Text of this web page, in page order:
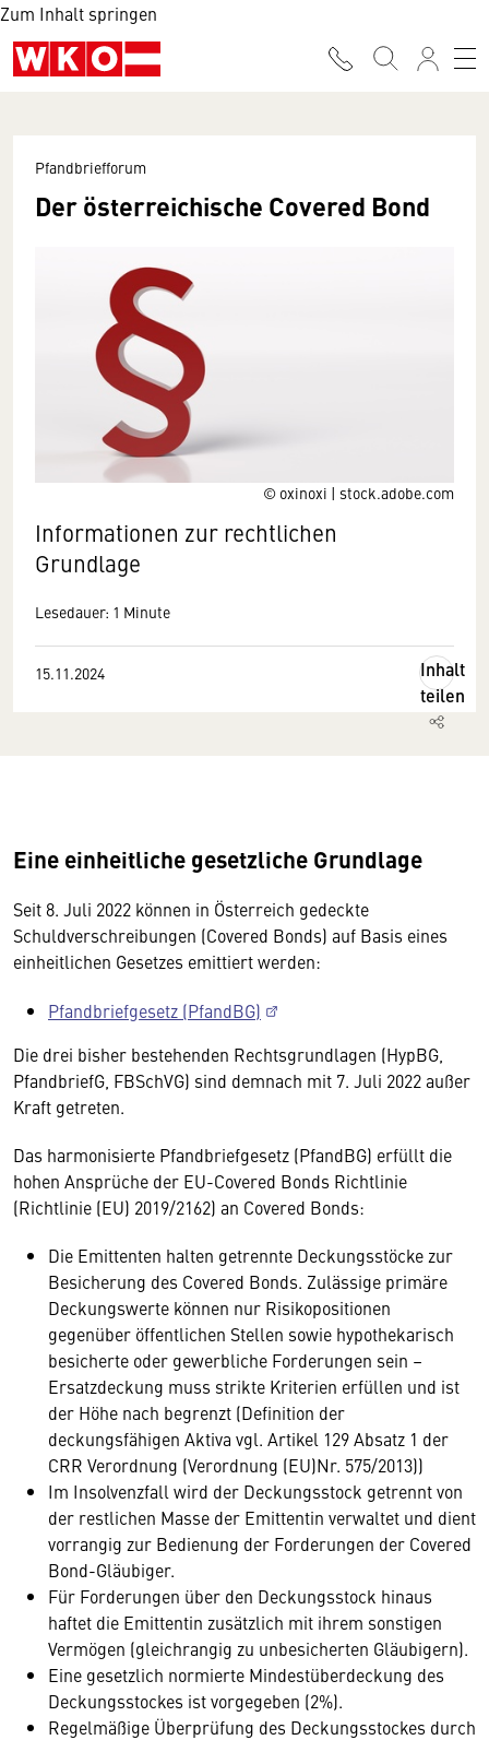
Zum Inhalt springen
© oxinoxi | stock.adobe.com
Pfandbriefforum
Der österreichische Covered Bond
Informationen zur rechtlichen
Grundlage
Lesedauer: 1 Minute
15.11.2024
Inhalt
teilen
Eine einheitliche gesetzliche Grundlage
Seit 8. Juli 2022 können in Österreich gedeckte
Schuldverschreibungen (Covered Bonds) auf Basis eines
einheitlichen Gesetzes emittiert werden:
Pfandbriefgesetz (PfandBG)
Die drei bisher bestehenden Rechtsgrundlagen (HypBG,
PfandbriefG, FBSchVG) sind demnach mit 7. Juli 2022 außer
Kraft getreten.
Das harmonisierte Pfandbriefgesetz (PfandBG) erfüllt die
hohen Ansprüche der EU-Covered Bonds Richtlinie
(Richtlinie (EU) 2019/2162) an Covered Bonds:
Die Emittenten halten getrennte Deckungsstöcke zur
Besicherung des Covered Bonds. Zulässige primäre
Deckungswerte können nur Risikopositionen
gegenüber öffentlichen Stellen sowie hypothekarisch
besicherte oder gewerbliche Forderungen sein –
Ersatzdeckung muss strikte Kriterien erfüllen und ist
der Höhe nach begrenzt (Definition der
deckungsfähigen Aktiva vgl. Artikel 129 Absatz 1 der
CRR Verordnung (Verordnung (EU)Nr. 575/2013))
Im Insolvenzfall wird der Deckungsstock getrennt von
der restlichen Masse der Emittentin verwaltet und dient
vorrangig zur Bedienung der Forderungen der Covered
Bond-Gläubiger.
Für Forderungen über den Deckungsstock hinaus
haftet die Emittentin zusätzlich mit ihrem sonstigen
Vermögen (gleichrangig zu unbesicherten Gläubigern).
Eine gesetzlich normierte Mindestüberdeckung des
Deckungsstockes ist vorgegeben (2%).
Regelmäßige Überprüfung des Deckungsstockes durch